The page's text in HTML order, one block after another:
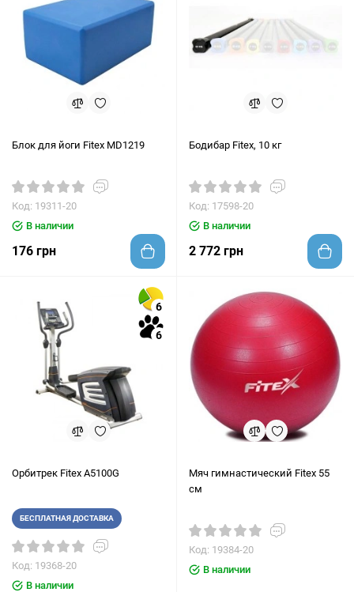
Блок для йоги Fitex MD1219
Код: 19311-20
В наличии
176 грн
Бодибар Fitex, 10 кг
Код: 17598-20
В наличии
2 772 грн
6
6
Орбитрек Fitex A5100G
БЕСПЛАТНАЯ ДОСТАВКА
Код: 19368-20
В наличии
Мяч гимнастический Fitex 55
см
Код: 19384-20
В наличии